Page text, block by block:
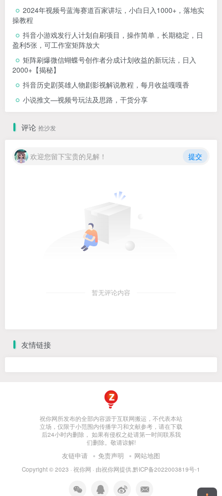
2024年视频号蓝海赛道百家讲坛，小白日入1000+，落地实
操教程
抖音小游戏发行人计划自刷项目，操作简单，长期稳定，日
盈利5张，可工作室矩阵放大
矩阵刷爆微信蝴蝶号创作者分成计划收益的新玩法，日入
2000+【揭秘】
抖音历史剧英雄人物剧影视解说教程，每月收益嘎嘎香
小说推文—视频号玩法及思路，干货分享
评论 抢沙发
欢迎您留下宝贵的见解！ 提交
暂无评论内容
友情链接
祝你网所发布的全部内容源于互联网搬运，不代表本站
立场，仅限于小范围内传播学习和文献参考，请在下载
后24小时内删除， 如果有侵权之处请第一时间联系我
们删除。敬请谅解!
友链申请 免责声明 网站地图
Copyright © 2023 · 祝你网 · 由祝你网提供.黔ICP备2022003819号-1